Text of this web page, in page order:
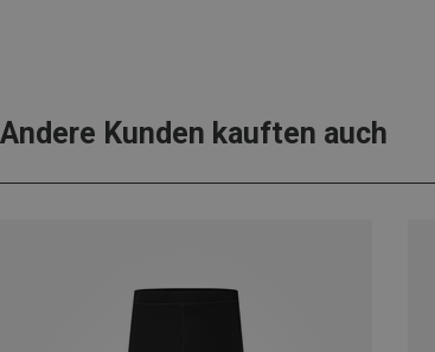
Andere Kunden kauften auch